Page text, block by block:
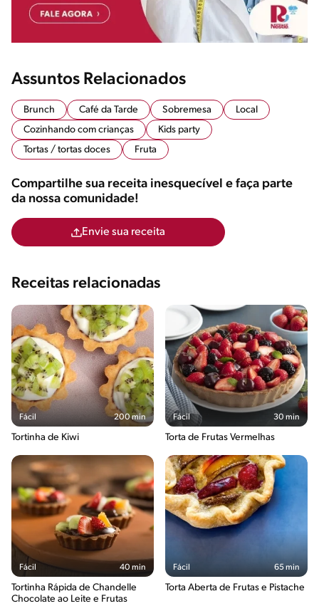
Assuntos Relacionados
Brunch Café da Tarde Sobremesa
Local
Cozinhando com crianças
Kids party
Tortas / tortas doces
Fruta
Compartilhe sua receita inesquecível e faça parte
da nossa comunidade!
Envie sua receita
Receitas relacionadas
Fácil 200 min
Tortinha de Kiwi
Fácil 30 min
Torta de Frutas Vermelhas
Fácil 40 min
Tortinha Rápida de Chandelle
Chocolate ao Leite e Frutas
Fácil 65 min
Torta Aberta de Frutas e Pistache